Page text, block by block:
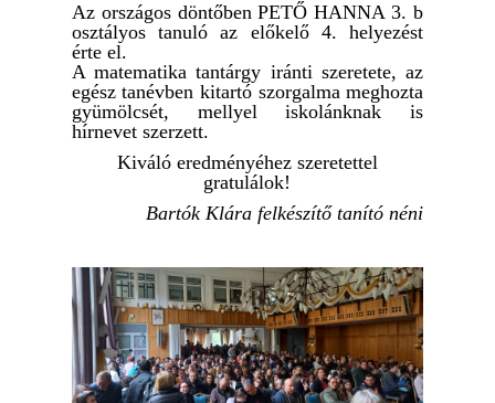
Az országos döntőben PETŐ HANNA 3. b
osztályos tanuló az előkelő 4. helyezést
érte el.
A matematika tantárgy iránti szeretete, az
egész tanévben kitartó szorgalma meghozta
gyümölcsét, mellyel iskolánknak is
hírnevet szerzett.
Kiváló eredményéhez szeretettel
gratulálok!
Bartók Klára felkészítő tanító néni